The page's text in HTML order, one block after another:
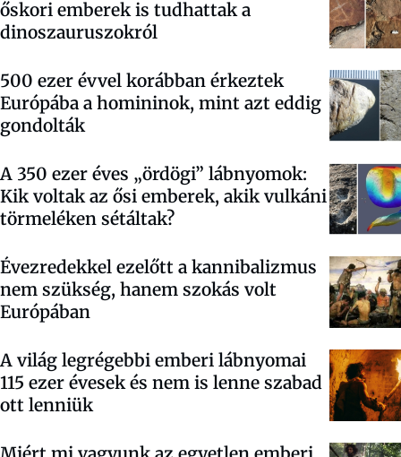
őskori emberek is tudhattak a
dinoszauruszokról
500 ezer évvel korábban érkeztek
Európába a homininok, mint azt eddig
gondolták
A 350 ezer éves „ördögi” lábnyomok:
Kik voltak az ősi emberek, akik vulkáni
törmeléken sétáltak?
Évezredekkel ezelőtt a kannibalizmus
nem szükség, hanem szokás volt
Európában
A világ legrégebbi emberi lábnyomai
115 ezer évesek és nem is lenne szabad
ott lenniük